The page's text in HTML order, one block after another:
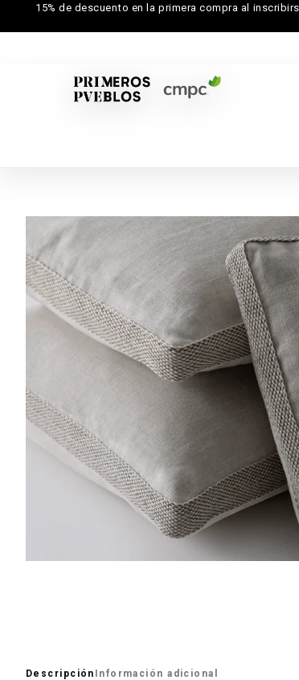
15% de descuento en la primera compra al
Descripción Información adicional